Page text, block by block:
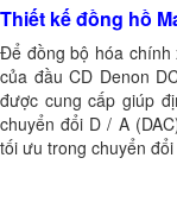
Thiết kế đồng hồ
Để đồng bộ hóa chính
của đầu CD Denon
được cung cấp giúp
chuyển đổi D / A
tối ưu trong chuyển đổi